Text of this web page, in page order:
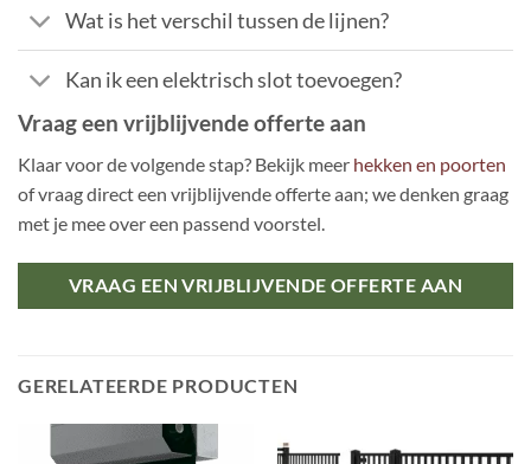
Wat is het verschil tussen de lijnen?
Kan ik een elektrisch slot toevoegen?
Vraag een vrijblijvende offerte aan
Klaar voor de volgende stap? Bekijk meer hekken en poorten
of vraag direct een vrijblijvende offerte aan; we denken graag
met je mee over een passend voorstel.
VRAAG EEN VRIJBLIJVENDE OFFERTE AAN
GERELATEERDE PRODUCTEN